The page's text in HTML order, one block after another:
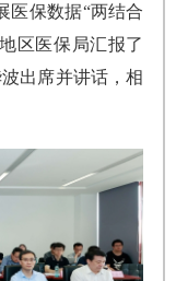
医保数据“两结合
区医保局汇报了
出席并讲话，相